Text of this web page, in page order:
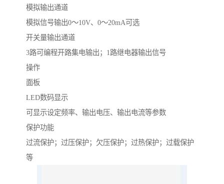
模拟输出通道
模拟信号输出0～10V、0～20mA可选
开关量输出通道
3路可编程开路集电输出；1路继电器输出信号
操作
面板
LED数码显示
可显示设定频率、输出电压、输出电流等参数
保护功能
过流保护；过压保护；欠压保护；过热保护；过载保护
等